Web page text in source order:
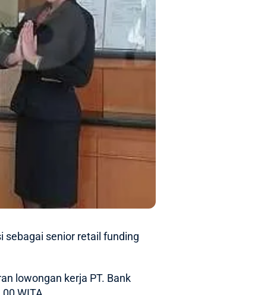
sebagai senior retail funding
lowongan kerja PT. Bank